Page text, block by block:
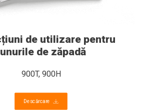
de utilizare pentru
de zăpadă
900T, 900H
Descărcare